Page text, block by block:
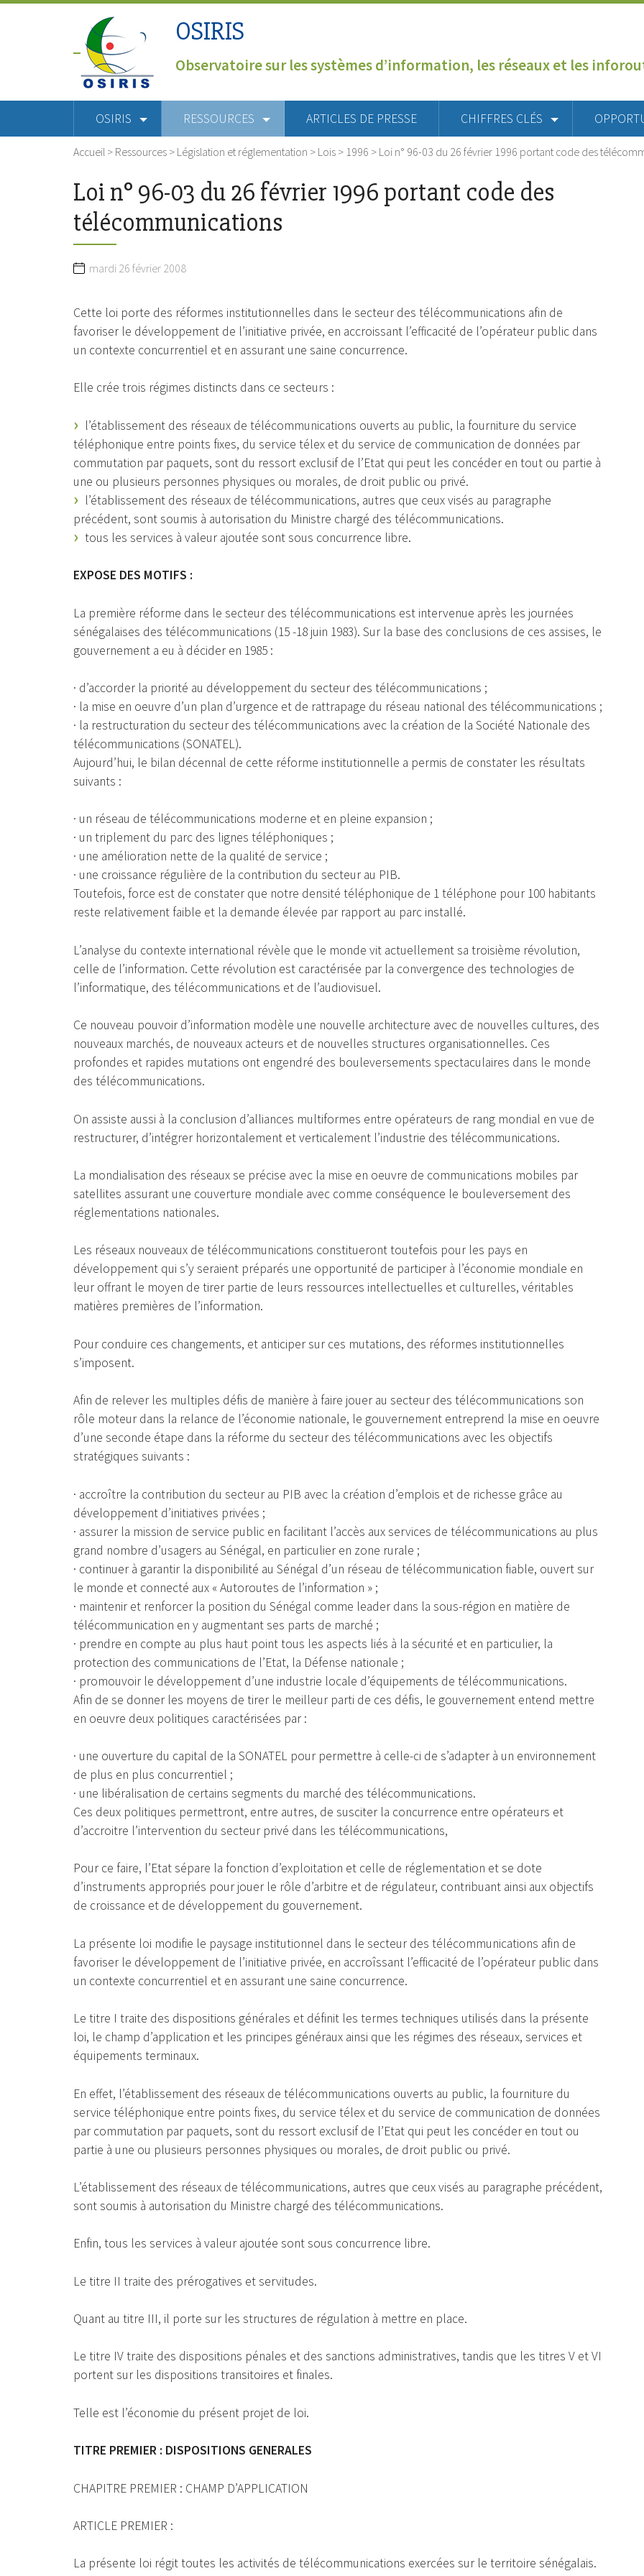
OSIRIS
Observatoire sur les systèmes d’information, les réseaux et les
OSIRIS RESSOURCES ARTICLES DE PRESSE CHIFFRES CLÉS
Accueil > Ressources > Législation et réglementation > Lois > 1996 > Loi n° 96-03 du 26 février 1996 portant code des
Loi n° 96-03 du 26 février 1996 portant code des
télécommunications
mardi 26 février 2008
Cette loi porte des réformes institutionnelles dans le secteur des télécommunications afin de
favoriser le développement de l’initiative privée, en accroissant l’efficacité de l’opérateur public dans
un contexte concurrentiel et en assurant une saine concurrence.
Elle crée trois régimes distincts dans ce secteurs :
l’établissement des réseaux de télécommunications ouverts au public, la fourniture du service
téléphonique entre points fixes, du service télex et du service de communication de données par
commutation par paquets, sont du ressort exclusif de l’Etat qui peut les concéder en tout ou partie à
une ou plusieurs personnes physiques ou morales, de droit public ou privé.
l’établissement des réseaux de télécommunications, autres que ceux visés au paragraphe
précédent, sont soumis à autorisation du Ministre chargé des télécommunications.
tous les services à valeur ajoutée sont sous concurrence libre.
EXPOSE DES MOTIFS :
La première réforme dans le secteur des télécommunications est intervenue après les journées
sénégalaises des télécommunications (15 -18 juin 1983). Sur la base des conclusions de ces assises, le
gouvernement a eu à décider en 1985 :
· d’accorder la priorité au développement du secteur des télécommunications ;
· la mise en oeuvre d’un plan d’urgence et de rattrapage du réseau national des télécommunications ;
· la restructuration du secteur des télécommunications avec la création de la Société Nationale des
télécommunications (SONATEL).
Aujourd’hui, le bilan décennal de cette réforme institutionnelle a permis de constater les résultats
suivants :
· un réseau de télécommunications moderne et en pleine expansion ;
· un triplement du parc des lignes téléphoniques ;
· une amélioration nette de la qualité de service ;
· une croissance régulière de la contribution du secteur au PIB.
Toutefois, force est de constater que notre densité téléphonique de 1 téléphone pour 100 habitants
reste relativement faible et la demande élevée par rapport au parc installé.
L’analyse du contexte international révèle que le monde vit actuellement sa troisième révolution,
celle de l’information. Cette révolution est caractérisée par la convergence des technologies de
l’informatique, des télécommunications et de l’audiovisuel.
Ce nouveau pouvoir d’information modèle une nouvelle architecture avec de nouvelles cultures, des
nouveaux marchés, de nouveaux acteurs et de nouvelles structures organisationnelles. Ces
profondes et rapides mutations ont engendré des bouleversements spectaculaires dans le monde
des télécommunications.
On assiste aussi à la conclusion d’alliances multiformes entre opérateurs de rang mondial en vue de
restructurer, d’intégrer horizontalement et verticalement l’industrie des télécommunications.
La mondialisation des réseaux se précise avec la mise en oeuvre de communications mobiles par
satellites assurant une couverture mondiale avec comme conséquence le bouleversement des
réglementations nationales.
Les réseaux nouveaux de télécommunications constitueront toutefois pour les pays en
développement qui s’y seraient préparés une opportunité de participer à l’économie mondiale en
leur offrant le moyen de tirer partie de leurs ressources intellectuelles et culturelles, véritables
matières premières de l’information.
Pour conduire ces changements, et anticiper sur ces mutations, des réformes institutionnelles
s’imposent.
Afin de relever les multiples défis de manière à faire jouer au secteur des télécommunications son
rôle moteur dans la relance de l’économie nationale, le gouvernement entreprend la mise en oeuvre
d’une seconde étape dans la réforme du secteur des télécommunications avec les objectifs
stratégiques suivants :
· accroître la contribution du secteur au PIB avec la création d’emplois et de richesse grâce au
développement d’initiatives privées ;
· assurer la mission de service public en facilitant l’accès aux services de télécommunications au plus
grand nombre d’usagers au Sénégal, en particulier en zone rurale ;
· continuer à garantir la disponibilité au Sénégal d’un réseau de télécommunication fiable, ouvert sur
le monde et connecté aux « Autoroutes de l’information » ;
· maintenir et renforcer la position du Sénégal comme leader dans la sous-région en matière de
télécommunication en y augmentant ses parts de marché ;
· prendre en compte au plus haut point tous les aspects liés à la sécurité et en particulier, la
protection des communications de l’Etat, la Défense nationale ;
· promouvoir le développement d’une industrie locale d’équipements de télécommunications.
Afin de se donner les moyens de tirer le meilleur parti de ces défis, le gouvernement entend mettre
en oeuvre deux politiques caractérisées par :
· une ouverture du capital de la SONATEL pour permettre à celle-ci de s’adapter à un environnement
de plus en plus concurrentiel ;
· une libéralisation de certains segments du marché des télécommunications.
Ces deux politiques permettront, entre autres, de susciter la concurrence entre opérateurs et
d’accroitre l’intervention du secteur privé dans les télécommunications,
Pour ce faire, l’Etat sépare la fonction d’exploitation et celle de réglementation et se dote
d’instruments appropriés pour jouer le rôle d’arbitre et de régulateur, contribuant ainsi aux objectifs
de croissance et de développement du gouvernement.
La présente loi modifie le paysage institutionnel dans le secteur des télécommunications afin de
favoriser le développement de l’initiative privée, en accroîssant l’efficacité de l’opérateur public dans
un contexte concurrentiel et en assurant une saine concurrence.
Le titre I traite des dispositions générales et définit les termes techniques utilisés dans la présente
loi, le champ d’application et les principes généraux ainsi que les régimes des réseaux, services et
équipements terminaux.
En effet, l’établissement des réseaux de télécommunications ouverts au public, la fourniture du
service téléphonique entre points fixes, du service télex et du service de communication de données
par commutation par paquets, sont du ressort exclusif de l’Etat qui peut les concéder en tout ou
partie à une ou plusieurs personnes physiques ou morales, de droit public ou privé.
L’établissement des réseaux de télécommunications, autres que ceux visés au paragraphe précédent,
sont soumis à autorisation du Ministre chargé des télécommunications.
Enfin, tous les services à valeur ajoutée sont sous concurrence libre.
Le titre II traite des prérogatives et servitudes.
Quant au titre III, il porte sur les structures de régulation à mettre en place.
Le titre IV traite des dispositions pénales et des sanctions administratives, tandis que les titres V et VI
portent sur les dispositions transitoires et finales.
Telle est l’économie du présent projet de loi.
TITRE PREMIER : DISPOSITIONS GENERALES
CHAPITRE PREMIER : CHAMP D’APPLICATION
ARTICLE PREMIER :
La présente loi régit toutes les activités de télécommunications exercées sur le territoire sénégalais.